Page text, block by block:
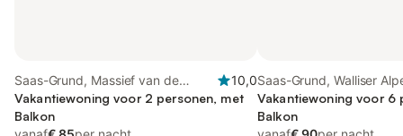
Saas-Grund, Massief van de
Monte Rosa
10,0
Vakantiewoning voor 2 personen, met
Balkon
Saas-Grund, Walliser
Vakantiewoning voor 6
Balkon